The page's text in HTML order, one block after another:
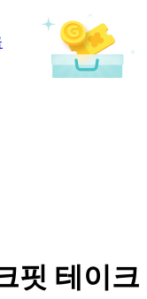
핏 테이크